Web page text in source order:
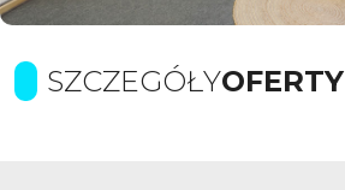
SZCZEGÓŁYOFERTY